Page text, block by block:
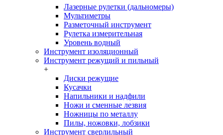
Лазерные рулетки (дальномеры)
Мультиметры
Разметочный инструмент
Рулетка измерительная
Уровень водный
Инструмент изоляционный
Инструмент режущий и пильный
+
Диски режущие
Кусачки
Напильники и надфили
Ножи и сменные лезвия
Ножницы по металлу
Пилы, ножовки, лобзики
Инструмент сверлильный